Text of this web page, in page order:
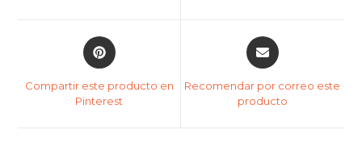
Compartir este producto en
Pinterest
Recomendar por correo este
producto